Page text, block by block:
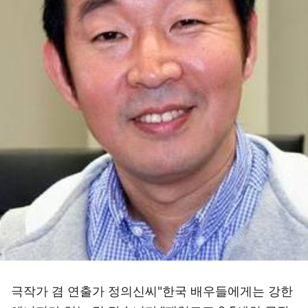
극작가 겸 연출가 정의신씨"한국 배우들에게는 강한